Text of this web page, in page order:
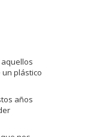
plástico
años